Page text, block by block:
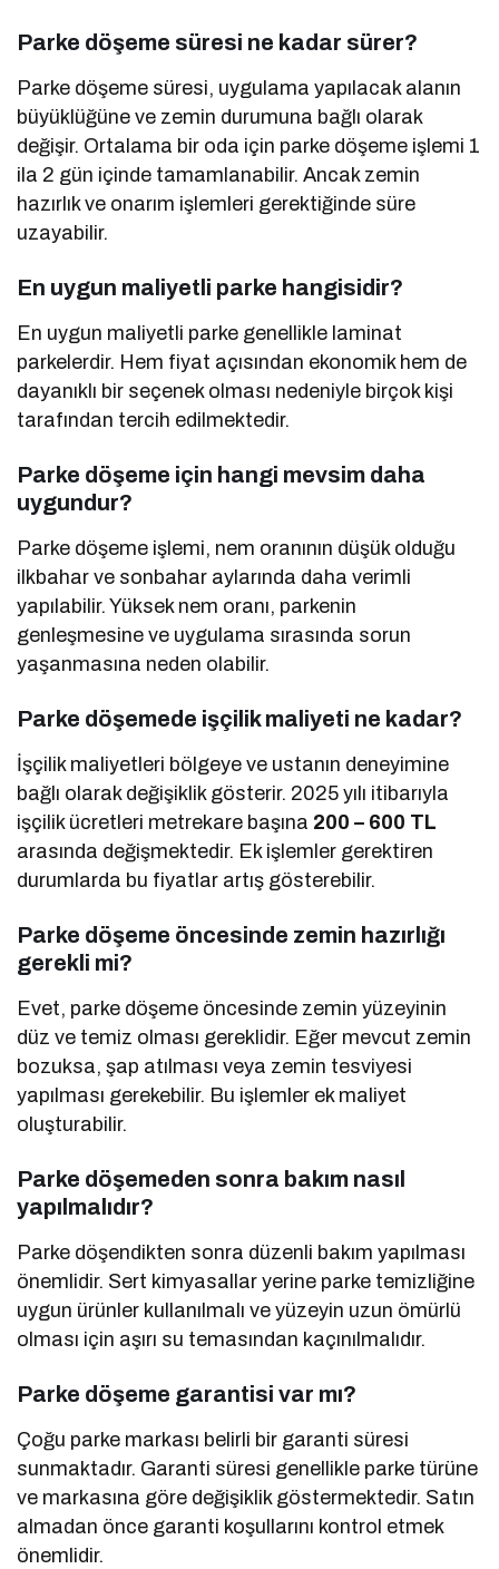
Parke döşeme süresi ne kadar sürer?
Parke döşeme süresi, uygulama yapılacak alanın
büyüklüğüne ve zemin durumuna bağlı olarak
değişir. Ortalama bir oda için parke döşeme işlemi 1
ila 2 gün içinde tamamlanabilir. Ancak zemin
hazırlık ve onarım işlemleri gerektiğinde süre
uzayabilir.
En uygun maliyetli parke hangisidir?
En uygun maliyetli parke genellikle laminat
parkelerdir. Hem fiyat açısından ekonomik hem de
dayanıklı bir seçenek olması nedeniyle birçok kişi
tarafından tercih edilmektedir.
Parke döşeme için hangi mevsim daha
uygundur?
Parke döşeme işlemi, nem oranının düşük olduğu
ilkbahar ve sonbahar aylarında daha verimli
yapılabilir. Yüksek nem oranı, parkenin
genleşmesine ve uygulama sırasında sorun
yaşanmasına neden olabilir.
Parke döşemede işçilik maliyeti ne kadar?
İşçilik maliyetleri bölgeye ve ustanın deneyimine
bağlı olarak değişiklik gösterir. 2025 yılı itibarıyla
işçilik ücretleri metrekare başına 200 – 600 TL
arasında değişmektedir. Ek işlemler gerektiren
durumlarda bu fiyatlar artış gösterebilir.
Parke döşeme öncesinde zemin hazırlığı
gerekli mi?
Evet, parke döşeme öncesinde zemin yüzeyinin
düz ve temiz olması gereklidir. Eğer mevcut zemin
bozuksa, şap atılması veya zemin tesviyesi
yapılması gerekebilir. Bu işlemler ek maliyet
oluşturabilir.
Parke döşemeden sonra bakım nasıl
yapılmalıdır?
Parke döşendikten sonra düzenli bakım yapılması
önemlidir. Sert kimyasallar yerine parke temizliğine
uygun ürünler kullanılmalı ve yüzeyin uzun ömürlü
olması için aşırı su temasından kaçınılmalıdır.
Parke döşeme garantisi var mı?
Çoğu parke markası belirli bir garanti süresi
sunmaktadır. Garanti süresi genellikle parke türüne
ve markasına göre değişiklik göstermektedir. Satın
almadan önce garanti koşullarını kontrol etmek
önemlidir.